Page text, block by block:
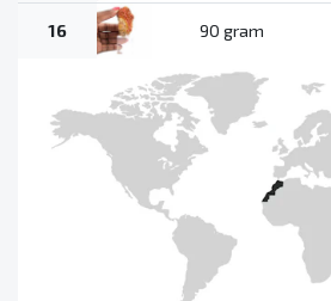
16 90 gram